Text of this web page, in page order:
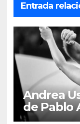
Entrada
Andrea
de Pablo